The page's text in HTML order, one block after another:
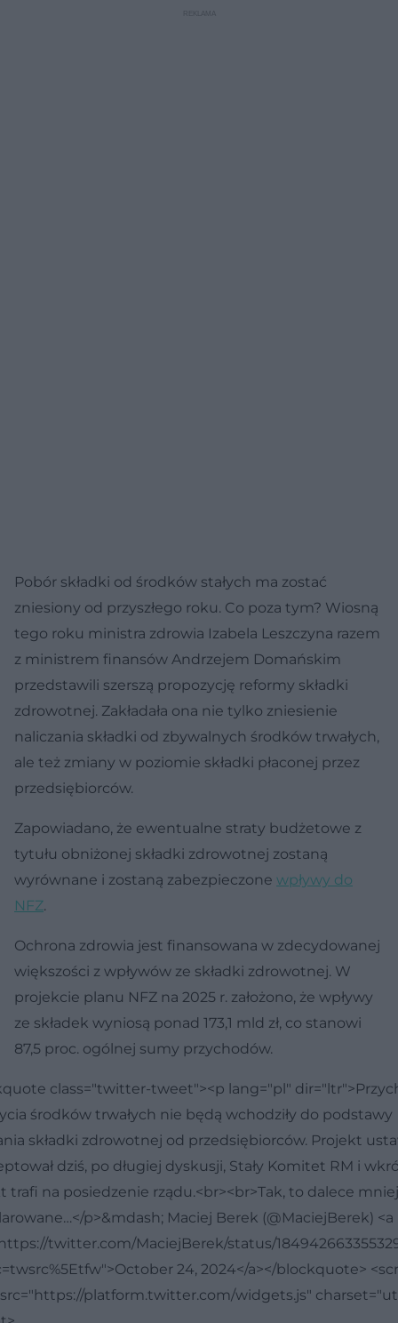
Pobór składki od środków stałych ma zostać
zniesiony od przyszłego roku. Co poza tym? Wiosną
tego roku ministra zdrowia Izabela Leszczyna razem
z ministrem finansów Andrzejem Domańskim
przedstawili szerszą propozycję reformy składki
zdrowotnej. Zakładała ona nie tylko zniesienie
naliczania składki od zbywalnych środków trwałych,
ale też zmiany w poziomie składki płaconej przez
przedsiębiorców.
Zapowiadano, że ewentualne straty budżetowe z
tytułu obniżonej składki zdrowotnej zostaną
wyrównane i zostaną zabezpieczone wpływy do
NFZ.
Ochrona zdrowia jest finansowana w zdecydowanej
większości z wpływów ze składki zdrowotnej. W
projekcie planu NFZ na 2025 r. założono, że wpływy
ze składek wyniosą ponad 173,1 mld zł, co stanowi
87,5 proc. ogólnej sumy przychodów.
class="twitter-tweet"><p lang="pl"
środków trwałych nie będą wchodziły do podstawy
składki zdrowotnej od przedsiębiorców. Projekt
dziś, po długiej dyskusji, Stały Komitet RM i
trafi na posiedzenie rządu.<br><br>Tak, to dalece
p>&mdash; Maciej Berek (@MaciejBerek) <a
twitter.com/MaciejBerek/status/
24, 2024</a></blockquote>
platform.twitter.com/widgets.js"